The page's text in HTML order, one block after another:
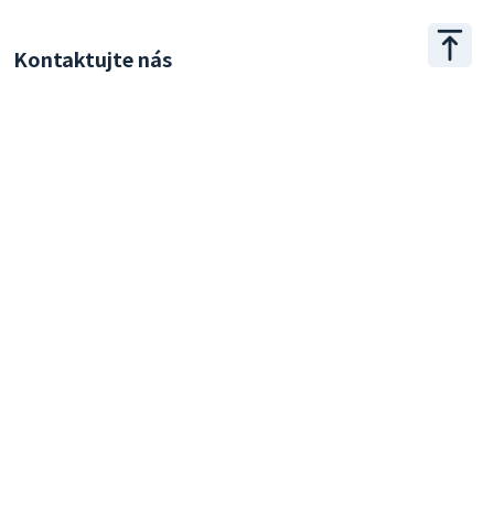
Kontaktujte nás